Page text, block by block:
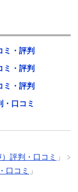
ミ・評判
ミ・評判
ミ・評判
・口コミ
評判・口コミ
」
口コミ 」